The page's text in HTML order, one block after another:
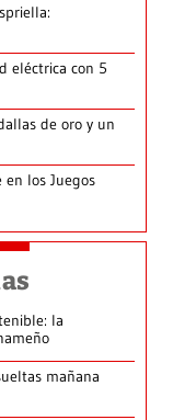
eléctrica con 5
de oro y un
en los Juegos
la
mañana